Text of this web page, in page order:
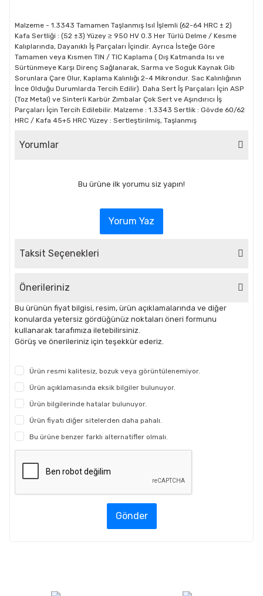
Malzeme - 1.3343 Tamamen Taşlanmış Isıl İşlemli (62-64 HRC ± 2)
Kafa Sertliği : (52 ±3) Yüzey ≥ 950 HV 0.3 Her Türlü Delme / Kesme
Kalıplarında, Dayanıklı İş Parçaları İçindir. Ayrıca İsteğe Göre
Tamamen veya Kısmen TIN / TIC Kaplama ( Dış Katmanda Isı ve
Sürtünmeye Karşı Direnç Sağlanarak, Sarma ve Soguk Kaynak Gib
Sorunlara Çare Olur, Kaplama Kalınlığı 2-4 Mikrondur. Sac Kalınlığının
İnce Olduğu Durumlarda Tercih Edilir). Daha Sert İş Parçaları İçin ASP
(Toz Metal) ve Sinterli Karbür Zımbalar Çok Sert ve Aşındırıcı İş
Parçaları İçin Tercih Edilebilir. Malzeme : 1.3343 Sertlik : Gövde 60/62
HRC / Kafa 45+5 HRC Yüzey : Sertleştirilmiş, Taşlanmış
Yorumlar
Bu ürüne ilk yorumu siz yapın!
Yorum Yaz
Taksit Seçenekleri
Önerileriniz
Bu ürünün fiyat bilgisi, resim, ürün açıklamalarında ve diğer
konularda yetersiz gördüğünüz noktaları öneri formunu
kullanarak tarafımıza iletebilirsiniz.
Görüş ve önerileriniz için teşekkür ederiz.
Ürün resmi kalitesiz, bozuk veya görüntülenemiyor.
Ürün açıklamasında eksik bilgiler bulunuyor.
Ürün bilgilerinde hatalar bulunuyor.
Ürün fiyatı diğer sitelerden daha pahalı.
Bu ürüne benzer farklı alternatifler olmalı.
Gönder